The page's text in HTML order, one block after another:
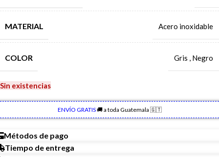
MATERIAL Acero inoxidable
COLOR Gris , Negro
Sin existencias
ENVÍO GRATIS🚚 a toda Guatemala 🇬🇹
Métodos de pago
Tiempo de entrega